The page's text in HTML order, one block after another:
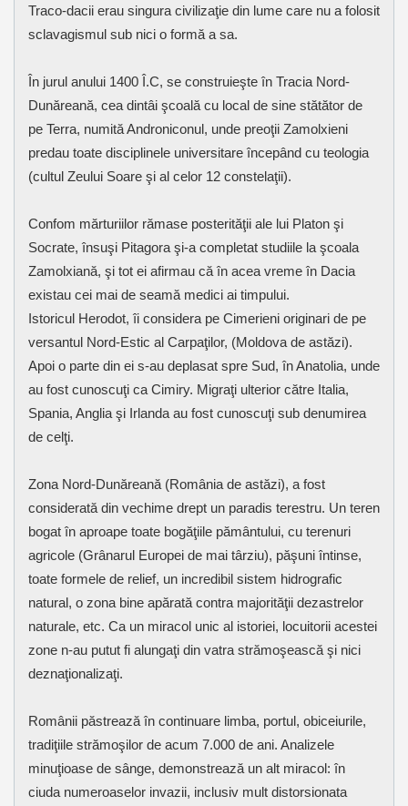
Traco-dacii erau singura civilizaţie din lume care nu a folosit
sclavagismul sub nici o formă a sa.
În jurul anului 1400 Î.C, se construieşte în Tracia Nord-
Dunăreană, cea dintâi şcoală cu local de sine stătător de
pe Terra, numită Androniconul, unde preoţii Zamolxieni
predau toate disciplinele universitare începând cu teologia
(cultul Zeului Soare şi al celor 12 constelaţii).
Confom mărturiilor rămase posterităţii ale lui Platon şi
Socrate, însuşi Pitagora şi-a completat studiile la şcoala
Zamolxiană, şi tot ei afirmau că în acea vreme în Dacia
existau cei mai de seamă medici ai timpului.
Istoricul Herodot, îi considera pe Cimerieni originari de pe
versantul Nord-Estic al Carpaţilor, (Moldova de astăzi).
Apoi o parte din ei s-au deplasat spre Sud, în Anatolia, unde
au fost cunoscuţi ca Cimiry. Migraţi ulterior către Italia,
Spania, Anglia şi Irlanda au fost cunoscuţi sub denumirea
de celţi.
Zona Nord-Dunăreană (România de astăzi), a fost
considerată din vechime drept un paradis terestru. Un teren
bogat în aproape toate bogăţiile pământului, cu terenuri
agricole (Grânarul Europei de mai târziu), păşuni întinse,
toate formele de relief, un incredibil sistem hidrografic
natural, o zona bine apărată contra majorităţii dezastrelor
naturale, etc. Ca un miracol unic al istoriei, locuitorii acestei
zone n-au putut fi alungaţi din vatra strămoşească şi nici
deznaţionalizaţi.
Românii păstrează în continuare limba, portul, obiceiurile,
tradiţiile strămoşilor de acum 7.000 de ani. Analizele
minuţioase de sânge, demonstrează un alt miracol: în
ciuda numeroaselor invazii, inclusiv mult distorsionata